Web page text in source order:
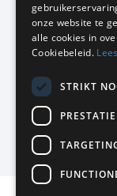
KMP
Airport Business
Frankfurtstraat 29-
1175 RH Lijnden
020-617 01 26
Facebook
Instagram
onze website te
alle cookies in
Cookiebeleid.
STRIKT
PRESTATIE